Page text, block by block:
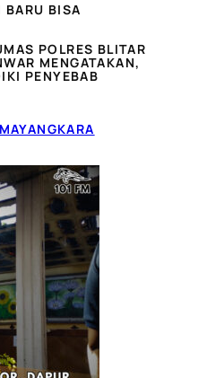
BISA
POLRES BLITAR
MENGATAKAN,
PENYEBAB